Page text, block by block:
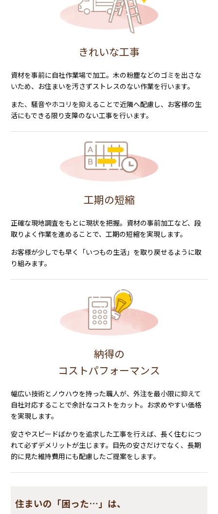
きれいな工事
資材を事前に自社作業場で加工。木の粉塵などのゴミを出さな
いため、お住まいを汚さずストレスのない作業を行います。
また、騒音やホコリを抑えることで近隣へ配慮し、お客様の生
活にもできる限り支障のない工事を行います。
工期の短縮
正確な現地調査をもとに現状を把握。資材の事前加工など、段
取りよく作業を進めることで、工期の短縮を実現します。
お客様が少しでも早く「いつもの生活」を取り戻せるように取
り組みます。
納得の
コストパフォーマンス
幅広い技術とノウハウを持った職人が、外注を最小限に抑えて
自社対応することで余計なコストをカット。お求めやすい価格
を実現します。
安さやスピードばかりを追求した工事を行えば、長く住むにつ
れて必ずデメリットが生じます。目先の安さだけでなく、長期
的に見た維持費用にも配慮したご提案をします。
住まいの「困った…」は、